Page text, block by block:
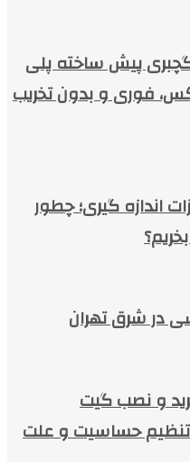
گچبری پیش ساخته پلی
فوری و بدون تخریب
اندازه گیری؛ چطور
در شرق تهران
و نصب گیت
تنظیم حساسیت و علت